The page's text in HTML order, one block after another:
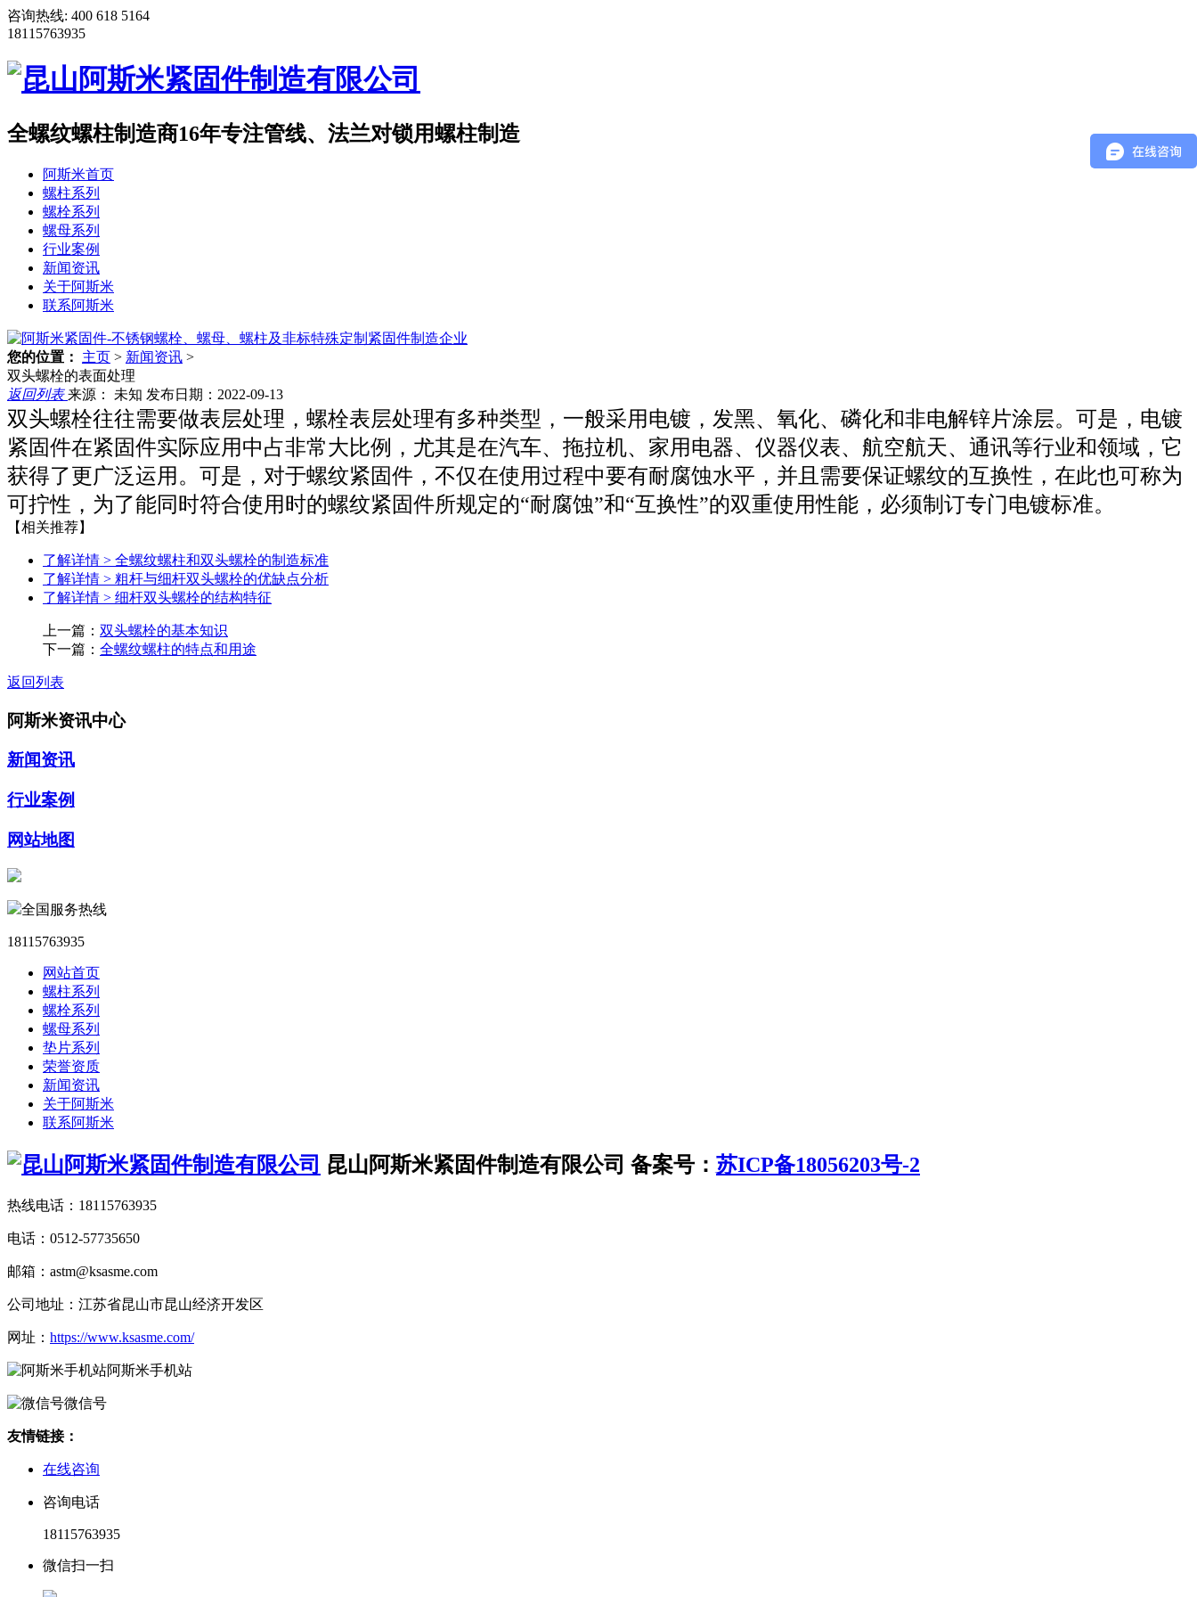
咨询热线: 400 618 5164
18115763935
全螺纹螺柱制造商16年专注管线、法兰对锁用螺柱制造
阿斯米首页
螺柱系列
螺栓系列
螺母系列
行业案例
新闻资讯
关于阿斯米
联系阿斯米
您的位置： 主页 > 新闻资讯 >
双头螺栓的表面处理
返回列表来源： 未知 发布日期：2022-09-13
双头螺栓往往需要做表层处理，螺栓表层处理有多种类型，一般采用电镀，发黑、氧化、磷化和非电解锌片涂层。可是，电镀
紧固件在紧固件实际应用中占非常大比例，尤其是在汽车、拖拉机、家用电器、仪器仪表、航空航天、通讯等行业和领域，它
获得了更广泛运用。可是，对于螺纹紧固件，不仅在使用过程中要有耐腐蚀水平，并且需要保证螺纹的互换性，在此也可称为
可拧性，为了能同时符合使用时的螺纹紧固件所规定的“耐腐蚀”和“互换性”的双重使用性能，必须制订专门电镀标准。
【相关推荐】
了解详情 > 全螺纹螺柱和双头螺栓的制造标准
了解详情 > 粗杆与细杆双头螺栓的优缺点分析
了解详情 > 细杆双头螺栓的结构特征
上一篇： 双头螺栓的基本知识
下一篇： 全螺纹螺柱的特点和用途
返回列表
阿斯米资讯中心
新闻资讯
行业案例
网站地图
全国服务热线
18115763935
网站首页
螺柱系列
螺栓系列
螺母系列
垫片系列
荣誉资质
新闻资讯
关于阿斯米
联系阿斯米
昆山阿斯米紧固件制造有限公司 备案号： 苏ICP备18056203号-2
热线电话：18115763935
电话：0512-57735650
邮箱：astm@ksasme.com
公司地址：江苏省昆山市昆山经济开发区
网址： https://www.ksasme.com/
阿斯米手机站
微信号
友情链接：
在线咨询
咨询电话
18115763935
微信扫一扫